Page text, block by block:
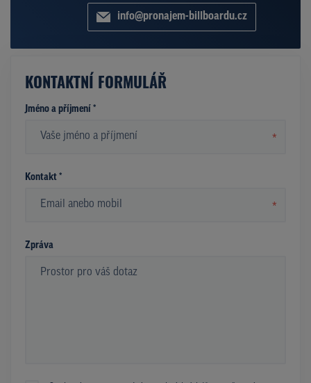
info@pronajem-billboardu.cz
KONTAKTNÍ FORMULÁŘ
Jméno a příjmení *
*
Kontakt *
*
Zpráva